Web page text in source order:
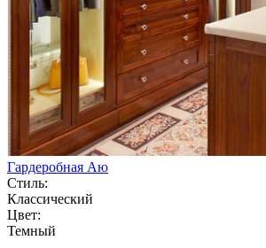
Гардеробная Аю
Стиль:
Классический
Цвет:
Темный